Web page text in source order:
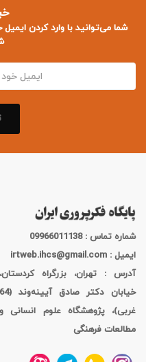
شما می‌توانید با وارد کردن
شماره تماس : 09966011138
ایمیل : irtweb.ihcs@gmail.com
آدرس : تهران، بزرگراه کردستان،
خیابان دکتر صادق آیینه‌وند (64
غربی)، پژوهشگاه علوم انسانی و
مطالعات فرهنگی